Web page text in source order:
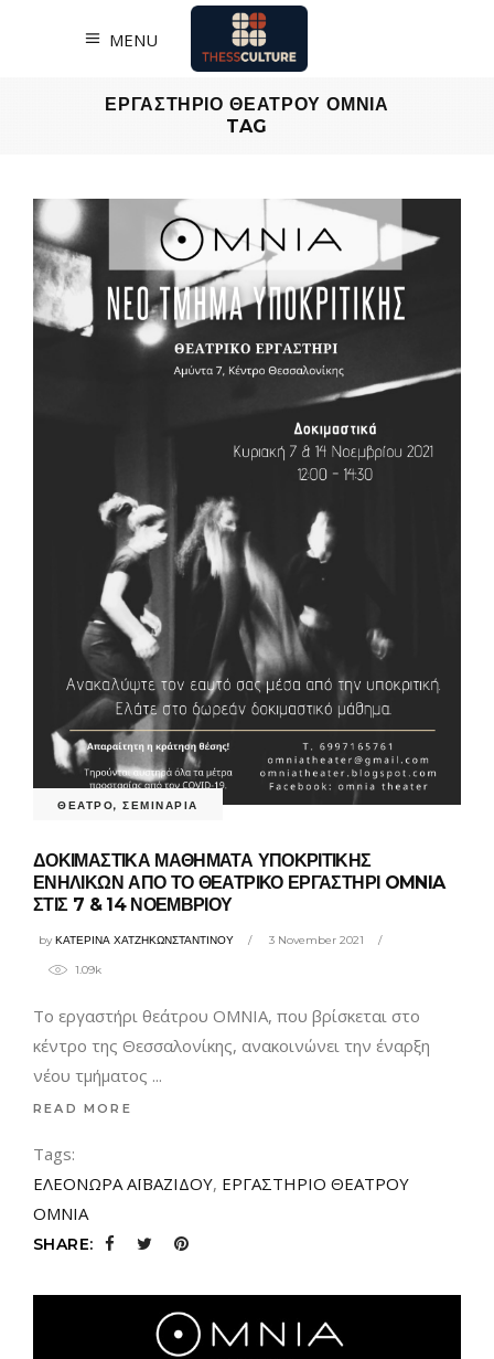
MENU
ΕΡΓΑΣΤΗΡΙΟ ΘΕΑΤΡΟΥ ΟΜΝΙΑ
TAG
ΘΕΑΤΡΟ, ΣΕΜΙΝΑΡΙΑ
ΔΟΚΙΜΑΣΤΙΚΑ ΜΑΘΗΜΑΤΑ ΥΠΟΚΡΙΤΙΚΗΣ
ΕΝΗΛΙΚΩΝ ΑΠΟ ΤΟ ΘΕΑΤΡΙΚΟ ΕΡΓΑΣΤΗΡΙ OMNIA
ΣΤΙΣ 7 & 14 ΝΟΕΜΒΡΙΟΥ
byΚΑΤΕΡΙΝΑ ΧΑΤΖΗΚΩΝΣΤΑΝΤΙΝΟΥ 3 November 2021
1.09k
Το εργαστήρι θεάτρου ΟΜΝΙΑ, που βρίσκεται στο
κέντρο της Θεσσαλονίκης, ανακοινώνει την έναρξη
νέου τμήματος
READ MORE
Tags:
ΕΛΕΟΝΩΡΑ ΑΪΒΑΖΙΔΟΥ, ΕΡΓΑΣΤΗΡΙΟ ΘΕΑΤΡΟΥ
ΟΜΝΙΑ
SHARE: